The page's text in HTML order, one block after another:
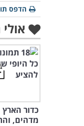
הדפס
כדור
מדהים,